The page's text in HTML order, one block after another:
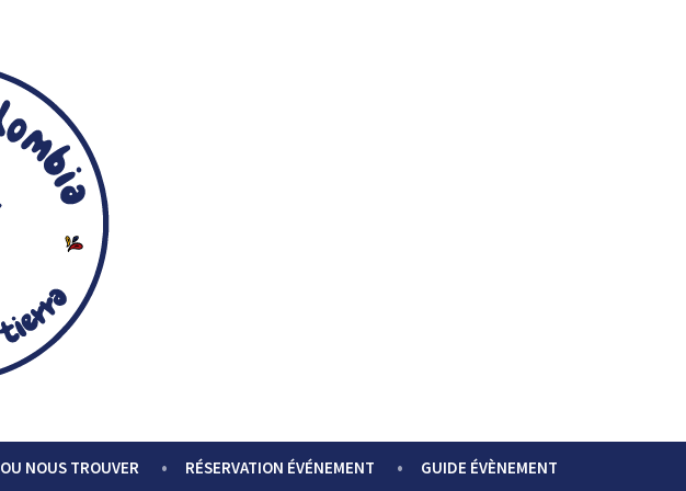
OU NOUS TROUVER RÉSERVATION ÉVÉNEMENT GUIDE ÉVÈNEMENT